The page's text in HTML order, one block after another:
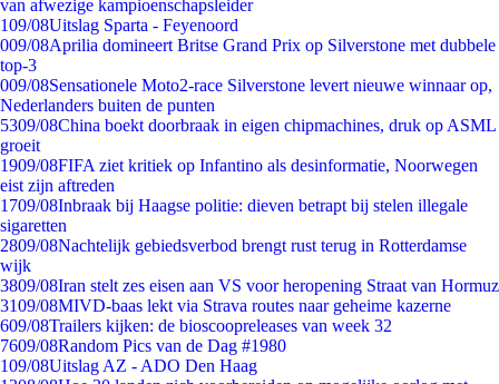
van afwezige kampioenschapsleider
109/08Uitslag Sparta - Feyenoord
009/08Aprilia domineert Britse Grand Prix op Silverstone met dubbele
top-3
009/08Sensationele Moto2-race Silverstone levert nieuwe winnaar op,
Nederlanders buiten de punten
5309/08China boekt doorbraak in eigen chipmachines, druk op ASML
groeit
1909/08FIFA ziet kritiek op Infantino als desinformatie, Noorwegen
eist zijn aftreden
1709/08Inbraak bij Haagse politie: dieven betrapt bij stelen illegale
sigaretten
2809/08Nachtelijk gebiedsverbod brengt rust terug in Rotterdamse
wijk
3809/08Iran stelt zes eisen aan VS voor heropening Straat van Hormuz
3109/08MIVD-baas lekt via Strava routes naar geheime kazerne
609/08Trailers kijken: de bioscoopreleases van week 32
7609/08Random Pics van de Dag #1980
109/08Uitslag AZ - ADO Den Haag